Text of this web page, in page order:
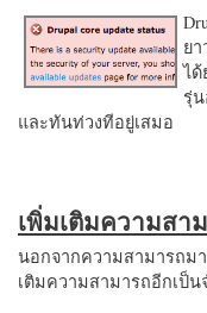
ย
ไ
รุ่
และทันท่วงทีอยู่เสมอ
เพิ่มเติมความสา
นอกจากความสามารถม
เติมความสามารถอีกเป็